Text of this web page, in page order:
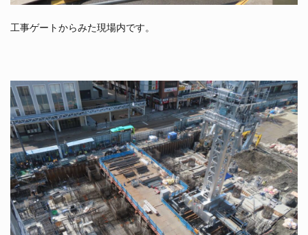
工事ゲートからみた現場内です。